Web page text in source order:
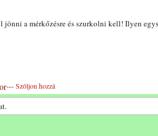
a mérkőzésre és szurkolni kell! Ilyen
---Szóljon hozzá